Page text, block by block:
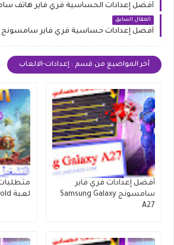
المقال السابق
أفضل إعدادات حساسية فري فاير سامسونج Samsung A24
أخر المواضيع من قسم : إعدادات-الالعاب
أفضل إعدادات فري فاير
سامسونج Samsung Galaxy
A27
لعبة Rayman Legends Retold